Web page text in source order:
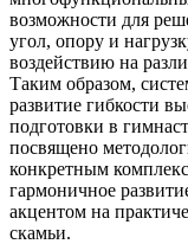
возможности для
угол, опору и
воздействию на
Таким образом,
развитие гибкости
подготовки в
посвящено
конкретным
гармоничное
акцентом на
скамьи.